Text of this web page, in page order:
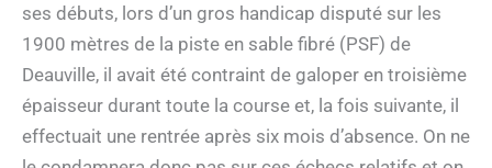
ses débuts, lors d’un gros handicap disputé sur les
1900 mètres de la piste en sable fibré (PSF) de
Deauville, il avait été contraint de galoper en troisième
épaisseur durant toute la course et, la fois suivante, il
effectuait une rentrée après six mois d’absence. On ne